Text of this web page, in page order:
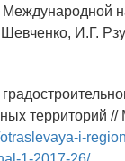
И.Г.
территорий //
i-